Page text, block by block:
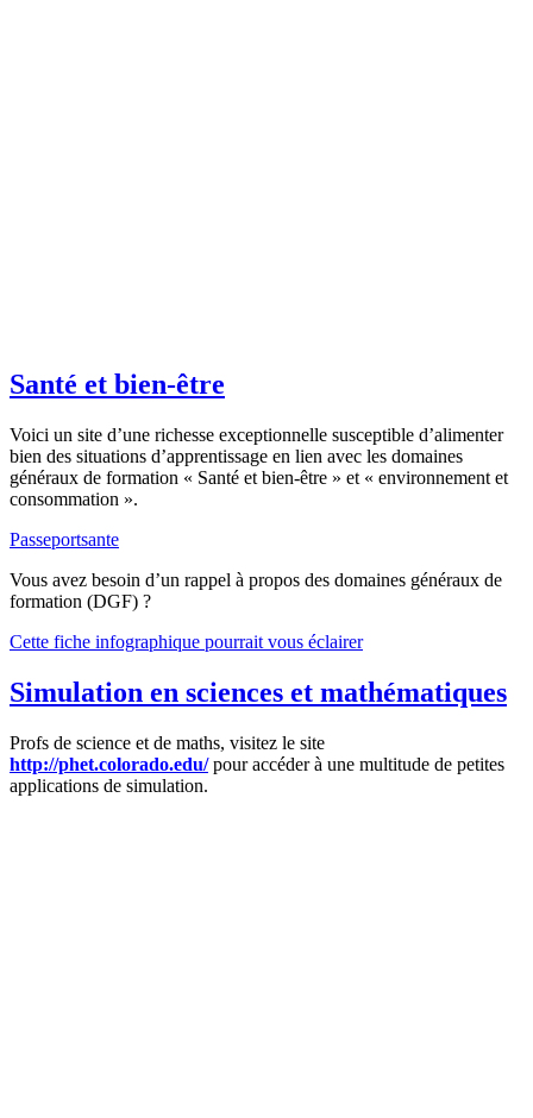
Santé et bien-être
Voici un site d’une richesse exceptionnelle susceptible d’alimenter
bien des situations d’apprentissage en lien avec les domaines
généraux de formation « Santé et bien-être » et « environnement et
consommation ».
Passeportsante
Vous avez besoin d’un rappel à propos des domaines généraux de
formation (DGF) ?
Cette fiche infographique pourrait vous éclairer
Simulation en sciences et mathématiques
Profs de science et de maths, visitez le site
http://phet.colorado.edu/pour accéder à une multitude de petites
applications de simulation.